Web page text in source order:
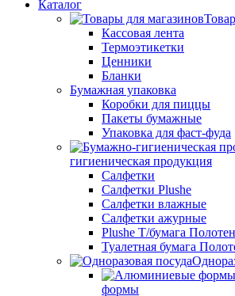
Каталог
Кассовая лента
Термоэтикетки
Ценники
Бланки
Бумажная упаковка
Коробки для пиццы
Пакеты бумажные
Упаковка для фаст-фуда
гигиеническая продукция
Салфетки
Салфетки Plushe
Салфетки влажные
Салфетки ажурные
Plushe Т/бумага
Туалетная бумага
формы